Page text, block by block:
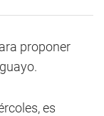
proponer
es